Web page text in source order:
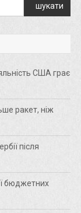
шукати
США грає
ракет, ніж
після
бюджетних